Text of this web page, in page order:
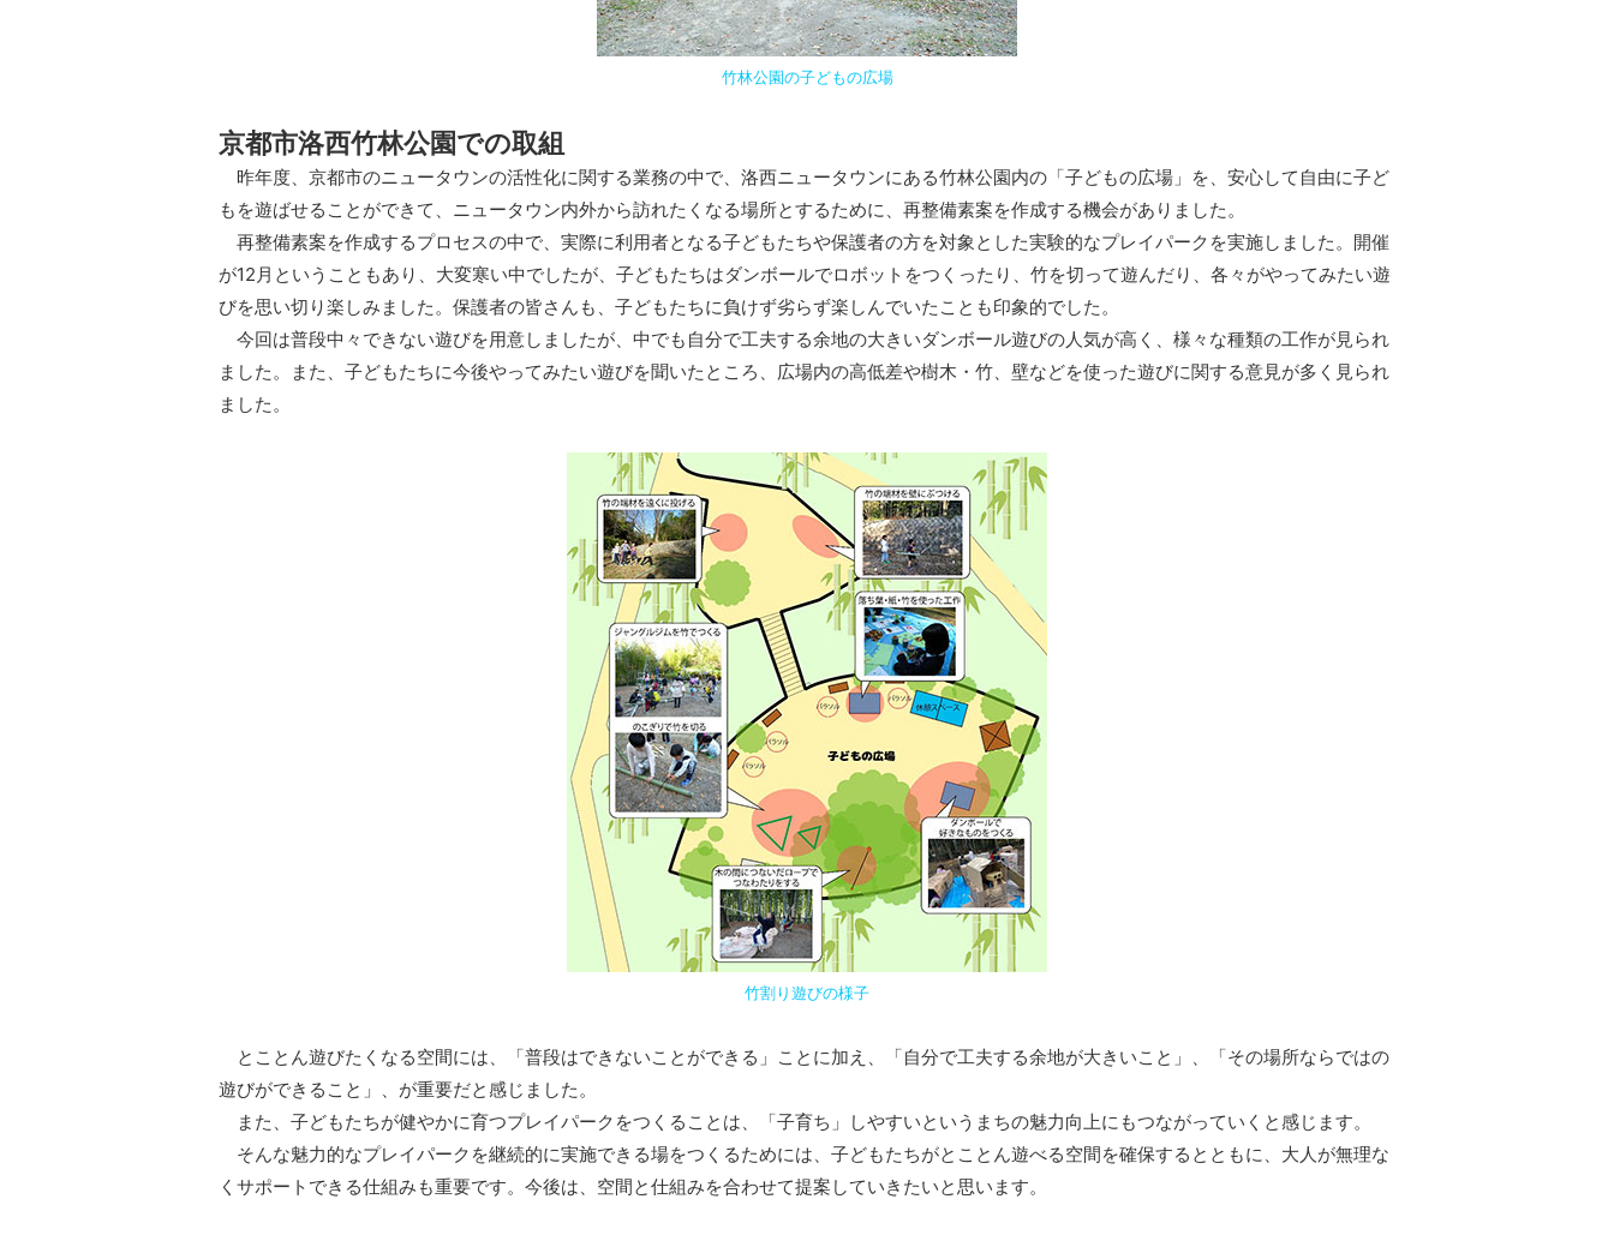
竹林公園の子どもの広場
京都市洛西竹林公園での取組
昨年度、京都市のニュータウンの活性化に関する業務の中で、洛西ニュータウンにある竹林公園内の「子どもの広場」を、安心して自由に子ど
もを遊ばせることができて、ニュータウン内外から訪れたくなる場所とするために、再整備素案を作成する機会がありました。
再整備素案を作成するプロセスの中で、実際に利用者となる子どもたちや保護者の方を対象とした実験的なプレイパークを実施しました。開催
が12月ということもあり、大変寒い中でしたが、子どもたちはダンボールでロボットをつくったり、竹を切って遊んだり、各々がやってみたい遊
びを思い切り楽しみました。保護者の皆さんも、子どもたちに負けず劣らず楽しんでいたことも印象的でした。
今回は普段中々できない遊びを用意しましたが、中でも自分で工夫する余地の大きいダンボール遊びの人気が高く、様々な種類の工作が見られ
ました。また、子どもたちに今後やってみたい遊びを聞いたところ、広場内の高低差や樹木・竹、壁などを使った遊びに関する意見が多く見られ
ました。
竹割り遊びの様子
とことん遊びたくなる空間には、「普段はできないことができる」ことに加え、「自分で工夫する余地が大きいこと」、「その場所ならではの
遊びができること」、が重要だと感じました。
また、子どもたちが健やかに育つプレイパークをつくることは、「子育ち」しやすいというまちの魅力向上にもつながっていくと感じます。
そんな魅力的なプレイパークを継続的に実施できる場をつくるためには、子どもたちがとことん遊べる空間を確保するとともに、大人が無理な
くサポートできる仕組みも重要です。今後は、空間と仕組みを合わせて提案していきたいと思います。